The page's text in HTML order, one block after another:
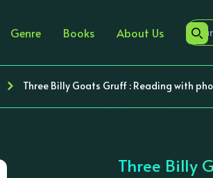
Genre Books About Us
Three Billy Goats Gruff : Reading with
Three Billy